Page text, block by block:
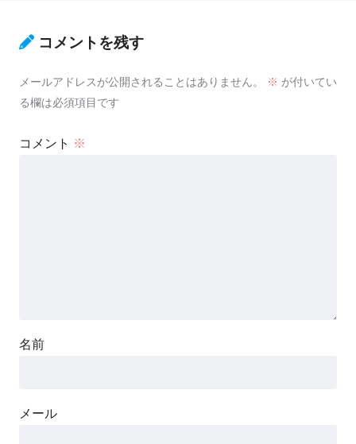
コメントを残す
メールアドレスが公開されることはありません。 ※ が付いてい
る欄は必須項目です
コメント ※
名前
メール